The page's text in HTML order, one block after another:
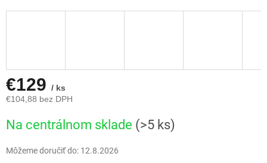
€129 / ks
€104,88 bez DPH
cena:
Na centrálnom sklade (>5 ks)
Môžeme doručiť do: 12.8.2026